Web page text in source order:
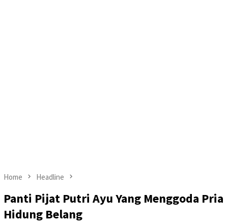
Home Headline
Panti Pijat Putri Ayu Yang Menggoda Pria
Hidung Belang